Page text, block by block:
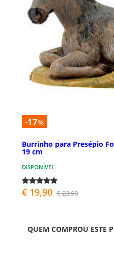
-17%
Burrinho para Presépio
19 cm
DISPONÍVEL
€ 19,90 € 23,90
QUEM COMPROU ESTE